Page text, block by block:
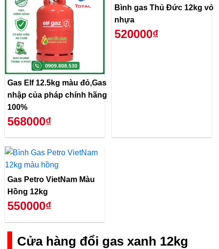
Gas Elf 12.5kg màu đỏ,Gas
nhập của pháp chính hãng
100%
568000₫
Bình gas Thủ Đức 12kg vỏ
nhựa
520000₫
Gas Petro VietNam Màu
Hồng 12kg
550000₫
Cửa hàng đổi gas xanh 12kg